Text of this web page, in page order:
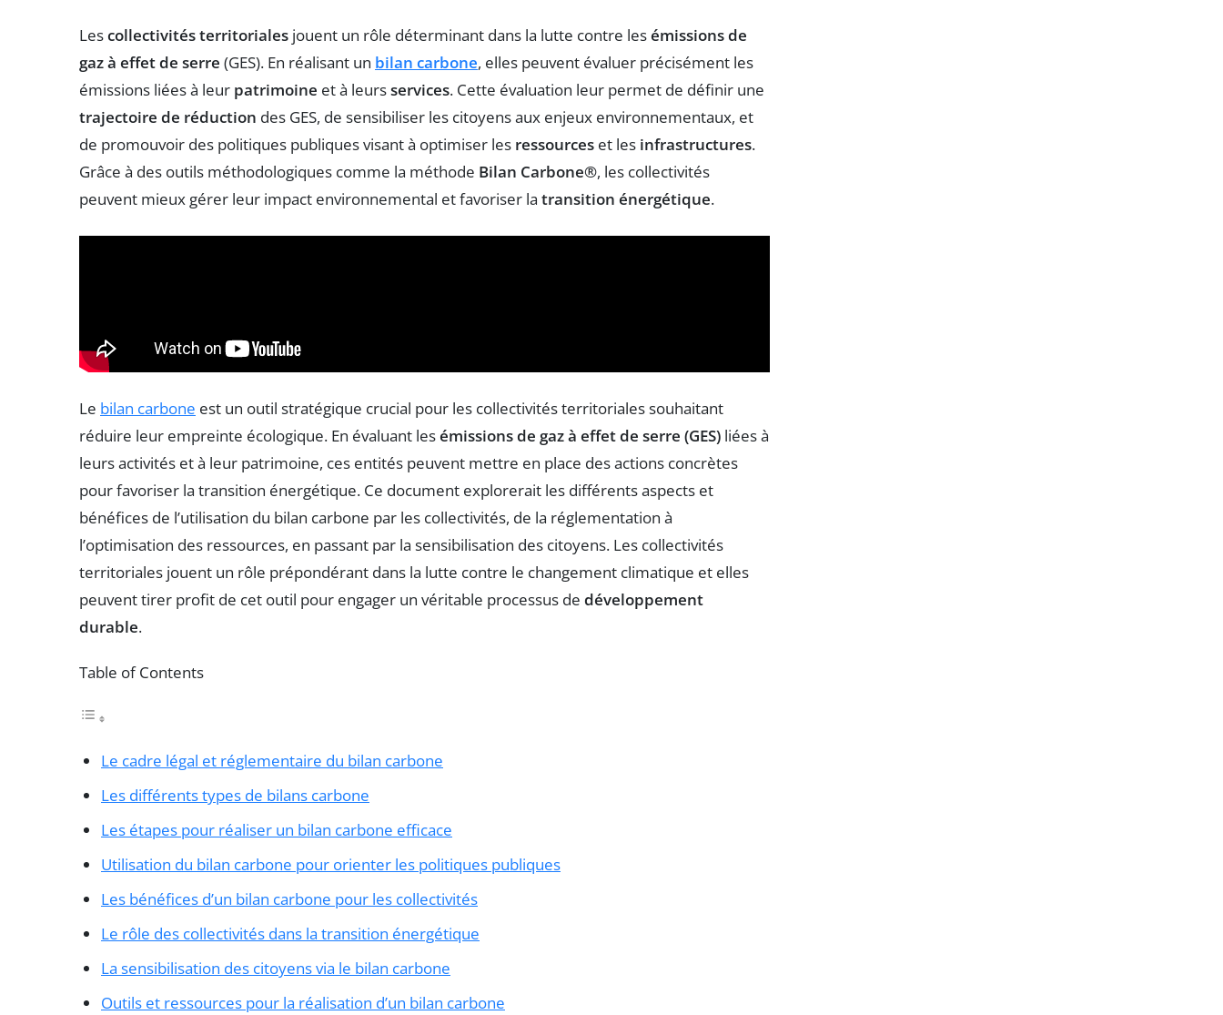
Lescollectivités territoriales jouent un rôle déterminant dans la lutte contre lesémissions de
gaz à effet de serre (GES). En réalisant un bilan carbone, elles peuvent évaluer précisément les
émissions liées à leur patrimoine et à leursservices. Cette évaluation leur permet de définir une
trajectoire de réduction des GES, de sensibiliser les citoyens aux enjeux environnementaux, et
de promouvoir des politiques publiques visant à optimiser les ressources et les infrastructures.
Grâce à des outils méthodologiques comme la méthode Bilan Carbone®, les collectivités
peuvent mieux gérer leur impact environnemental et favoriser la transition énergétique.
Le bilan carbone est un outil stratégique crucial pour les collectivités territoriales souhaitant
réduire leur empreinte écologique. En évaluant lesémissions de gaz à effet de serre (GES) liées à
leurs activités et à leur patrimoine, ces entités peuvent mettre en place des actions concrètes
pour favoriser la transition énergétique. Ce document explorerait les différents aspects et
bénéfices de l’utilisation du bilan carbone par les collectivités, de la réglementation à
l’optimisation des ressources, en passant par la sensibilisation des citoyens. Les collectivités
territoriales jouent un rôle prépondérant dans la lutte contre le changement climatique et elles
peuvent tirer profit de cet outil pour engager un véritable processus de développement
durable.
Table of Contents
Le cadre légal et réglementaire du bilan carbone
Les différents types de bilans carbone
Les étapes pour réaliser un bilan carbone efficace
Utilisation du bilan carbone pour orienter les politiques publiques
Les bénéfices d’un bilan carbone pour les collectivités
Le rôle des collectivités dans la transition énergétique
La sensibilisation des citoyens via le bilan carbone
Outils et ressources pour la réalisation d’un bilan carbone